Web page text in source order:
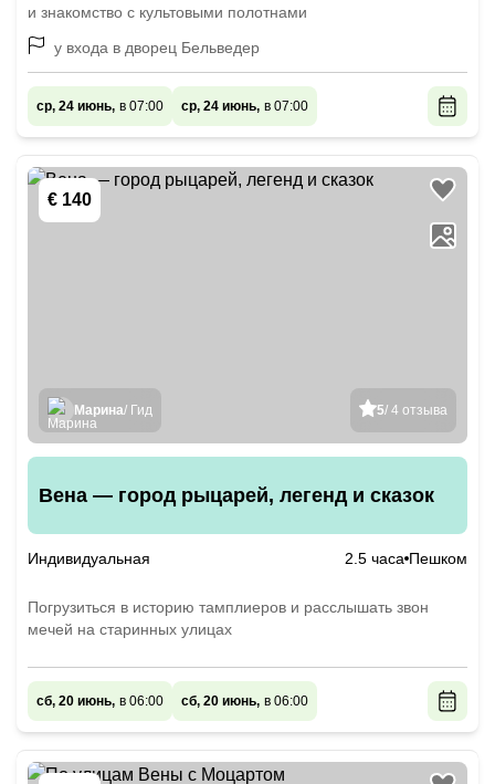
и знакомство с культовыми полотнами
у входа в дворец Бельведер
ср, 24 июнь, в 07:00 ср, 24 июнь, в 07:00
€ 140
5/ 4 отзыва
Марина/ Гид
Вена — город рыцарей, легенд и сказок
Индивидуальная 2.5 часа Пешком
Погрузиться в историю тамплиеров и расслышать звон
мечей на старинных улицах
сб, 20 июнь, в 06:00 сб, 20 июнь, в 06:00